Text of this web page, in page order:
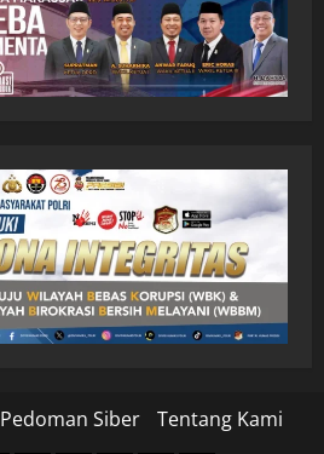
Pedoman Siber Tentang Kami